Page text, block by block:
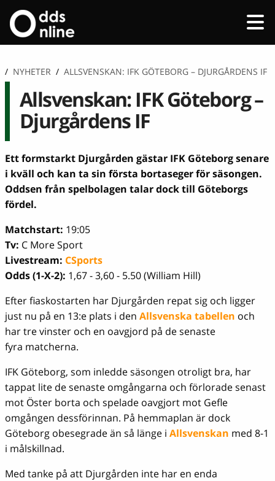
/ NYHETER / ALLSVENSKAN: IFK GÖTEBORG – DJURGÅRDENS IF
Allsvenskan: IFK Göteborg –
Djurgårdens IF
Ett formstarkt Djurgården gästar IFK Göteborg senare
i kväll och kan ta sin första bortaseger för säsongen.
Oddsen från spelbolagen talar dock till Göteborgs
fördel.
Matchstart: 19:05
Tv: C More Sport
Livestream: CSports
Odds (1-X-2): 1,67 - 3,60 - 5.50 (William Hill)
Efter fiaskostarten har Djurgården repat sig och ligger
just nu på en 13:e plats i den Allsvenska tabellen och
har tre vinster och en oavgjord på de senaste
fyra matcherna.
IFK Göteborg, som inledde säsongen otroligt bra, har
tappat lite de senaste omgångarna och förlorade senast
mot Öster borta och spelade oavgjort mot Gefle
omgången dessförinnan. På hemmaplan är dock
Göteborg obesegrade än så länge i Allsvenskan med 8-1
i målskillnad.
Med tanke på att Djurgården inte har en enda